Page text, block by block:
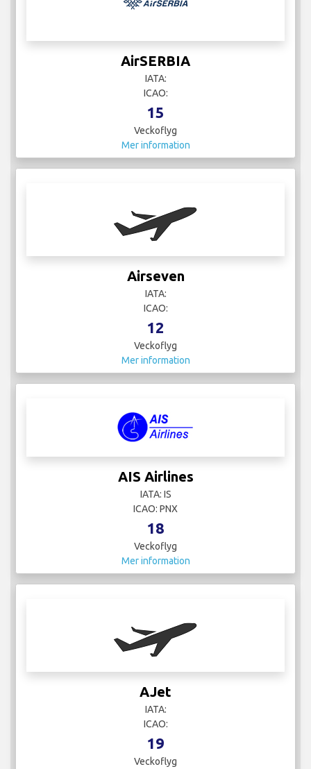
AirSERBIA
IATA:
ICAO:
15
Veckoflyg
Mer information
Airseven
IATA:
ICAO:
12
Veckoflyg
Mer information
AIS Airlines
IATA: IS
ICAO: PNX
18
Veckoflyg
Mer information
AJet
IATA:
ICAO:
19
Veckoflyg